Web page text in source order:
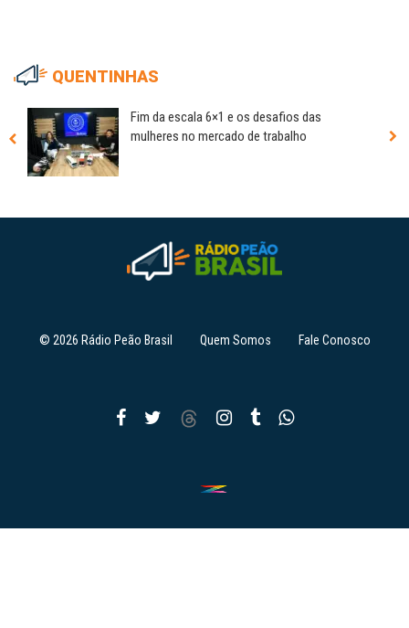
QUENTINHAS
Fim da escala 6×1 e os desafios das
mulheres no mercado de trabalho
© 2026 Rádio Peão Brasil Quem Somos Fale Conosco